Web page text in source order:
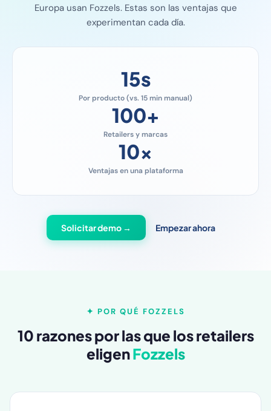
Europa usan Fozzels. Estas son las ventajas que
experimentan cada día.
15s
Por producto (vs. 15 min manual)
100+
Retailers y marcas
10x
Ventajas en una plataforma
Solicitar demo → Empezar ahora
✦ POR QUÉ FOZZELS
10 razones por las que los retailers
eligenFozzels